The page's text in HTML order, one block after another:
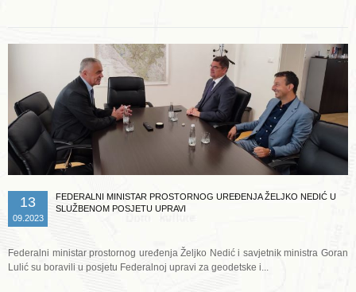
13
09.2023
FEDERALNI MINISTAR PROSTORNOG UREĐENJA ŽELJKO NEDIĆ U
SLUŽBENOM POSJETU UPRAVI
Federalni ministar prostornog uređenja Željko Nedić i savjetnik ministra Goran
Lulić su boravili u posjetu Federalnoj upravi za geodetske i...